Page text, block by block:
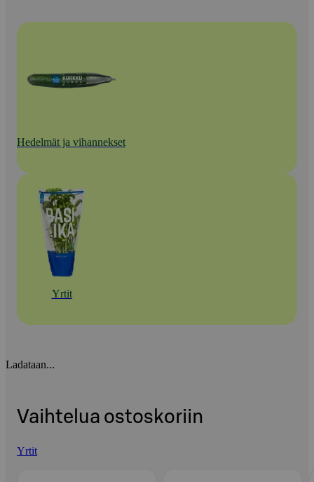
Hedelmät ja vihannekset
Yrtit
Ladataan...
Vaihtelua ostoskoriin
Yrtit